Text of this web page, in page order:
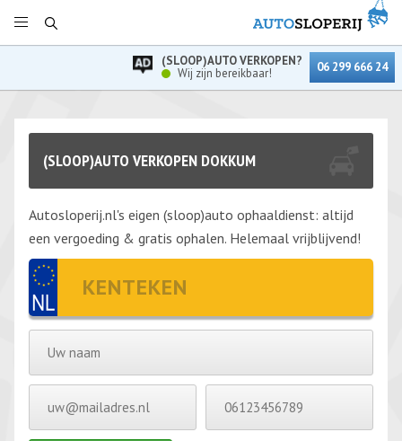
(SLOOP)AUTO VERKOPEN?
Wij zijn bereikbaar!
06 299 666 24
(SLOOP)AUTO VERKOPEN DOKKUM
Autosloperij.nl's eigen (sloop)auto ophaaldienst: altijd
een vergoeding & gratis ophalen. Helemaal vrijblijvend!